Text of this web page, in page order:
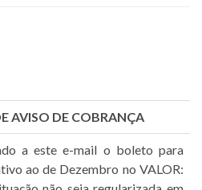
AVISO DE COBRANÇA
a este e-mail o boleto para
ao de Dezembro no VALOR: